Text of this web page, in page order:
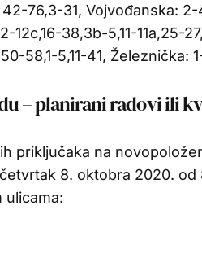
76,3-31, Vojvođanska: 2-
12c,16-38,3b-5,11-11a,25-
58,1-5,11-41, Železnička:
– planirani radovi ili
priključaka na
8. oktobra 2020.
ulicama: